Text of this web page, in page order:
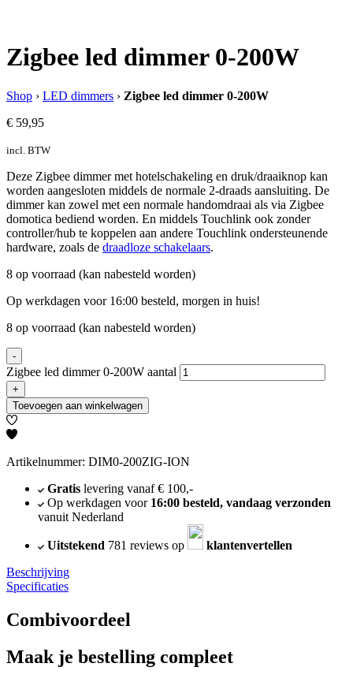
Zigbee led dimmer 0-200W
Shop › LED dimmers › Zigbee led dimmer 0-200W
€ 59,95
incl. BTW
Deze Zigbee dimmer met hotelschakeling en druk/draaiknop kan
worden aangesloten middels de normale 2-draads aansluiting. De
dimmer kan zowel met een normale handomdraai als via Zigbee
domotica bediend worden. En middels Touchlink ook zonder
controller/hub te koppelen aan andere Touchlink ondersteunende
hardware, zoals de draadloze schakelaars.
8 op voorraad (kan nabesteld worden)
Op werkdagen voor 16:00 besteld, morgen in huis!
8 op voorraad (kan nabesteld worden)
-
Zigbee led dimmer 0-200W aantal
+
Toevoegen aan winkelwagen
Artikelnummer: DIM0-200ZIG-ION
Gratislevering vanaf € 100,-
Op werkdagen voor 16:00 besteld, vandaag verzonden
vanuit Nederland
Uitstekend 781 reviews op
klantenvertellen
Beschrijving
Specificaties
Combivoordeel
Maak je bestelling compleet